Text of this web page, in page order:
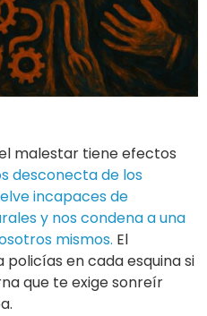
malestar tiene efectos
desconecta de los
incapaces de
y nos condena a una
mismos. El
en cada esquina si
que te exige sonreír